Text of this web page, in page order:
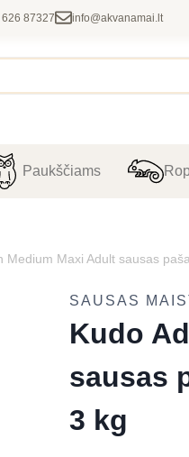
87327 info@akvanamai.lt
Paukščiams
Medium Maxi Adult sausas
SAUSAS
Kudo
sausas
3 kg